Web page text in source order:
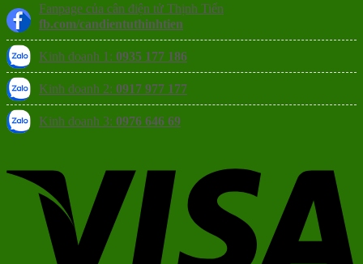
Fanpage của cân điện tử Thịnh Tiến
fb.com/candientuthinhtien
Kinh doanh 1: 0935 177 186
Kinh doanh 2: 0917 977 177
Kinh doanh 3: 0976 646 69